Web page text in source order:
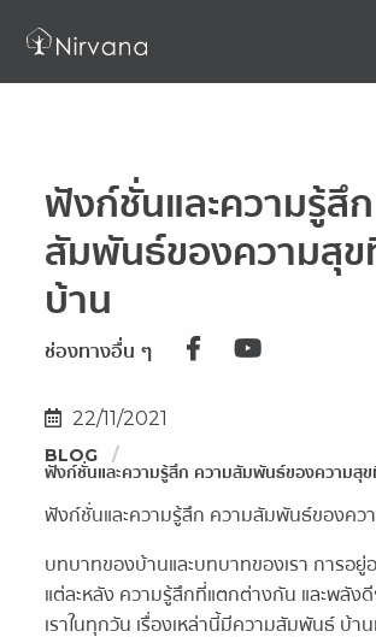
ฟังก์ชั่นและความรู้สึ
สัมพันธ์ของความสุข
บ้าน
ช่องทางอื่น ๆ
22/11/2021
BLOG
ฟังก์ชั่นและความรู้สึก ความสัมพันธ์ของความสุข
ฟังก์ชั่นและความรู้สึก ความสัมพันธ์ของคว
บทบาทของบ้านและบทบาทของเรา การอยู่
แต่ละหลัง ความรู้สึกที่แตกต่างกัน และพลัง
เราในทุกวัน เรื่องเหล่านี้มีความสัมพันธ์ บ้า